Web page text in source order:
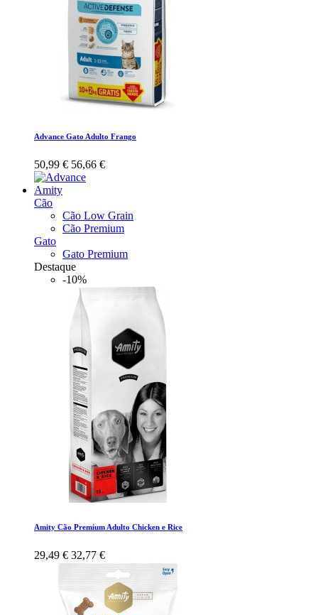
Advance Gato Adulto Frango
50,99 € 56,66 €
Amity
Cão
Cão Low Grain
Cão Premium
Gato
Gato Premium
Destaque
-10%
Amity Cão Premium Adulto Chicken e Rice
29,49 € 32,77 €